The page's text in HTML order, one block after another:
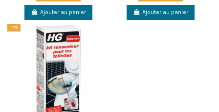
Ajouter au panier Ajouter au panier
-10%